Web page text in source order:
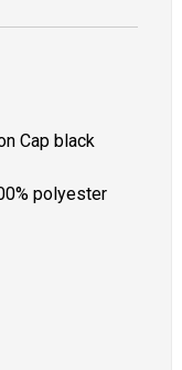
Cap black
polyester